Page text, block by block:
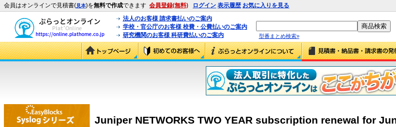
会員はオンラインで見積書(見本)を無料で作成できます 会員登録(無料) ログイン 表示履歴 お気に入りを見る
法人のお客様 請求書払いのご案内
学校・官公庁のお客様 校費・公費払いのご案内
研究機関のお客様 科研費払いのご案内
型番まとめ検索»
Juniper NETWORKS TWO YEAR subscription renewal for